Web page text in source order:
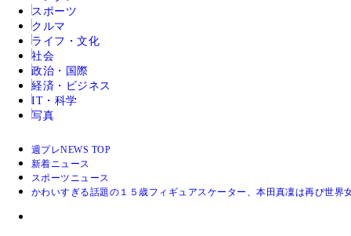
スポーツ
クルマ
ライフ・文化
社会
政治・国際
経済・ビジネス
IT・科学
写真
週プレNEWS TOP
新着ニュース
スポーツニュース
かわいすぎる話題の１５歳フィギュアスケーター、本田真凜は再び世界